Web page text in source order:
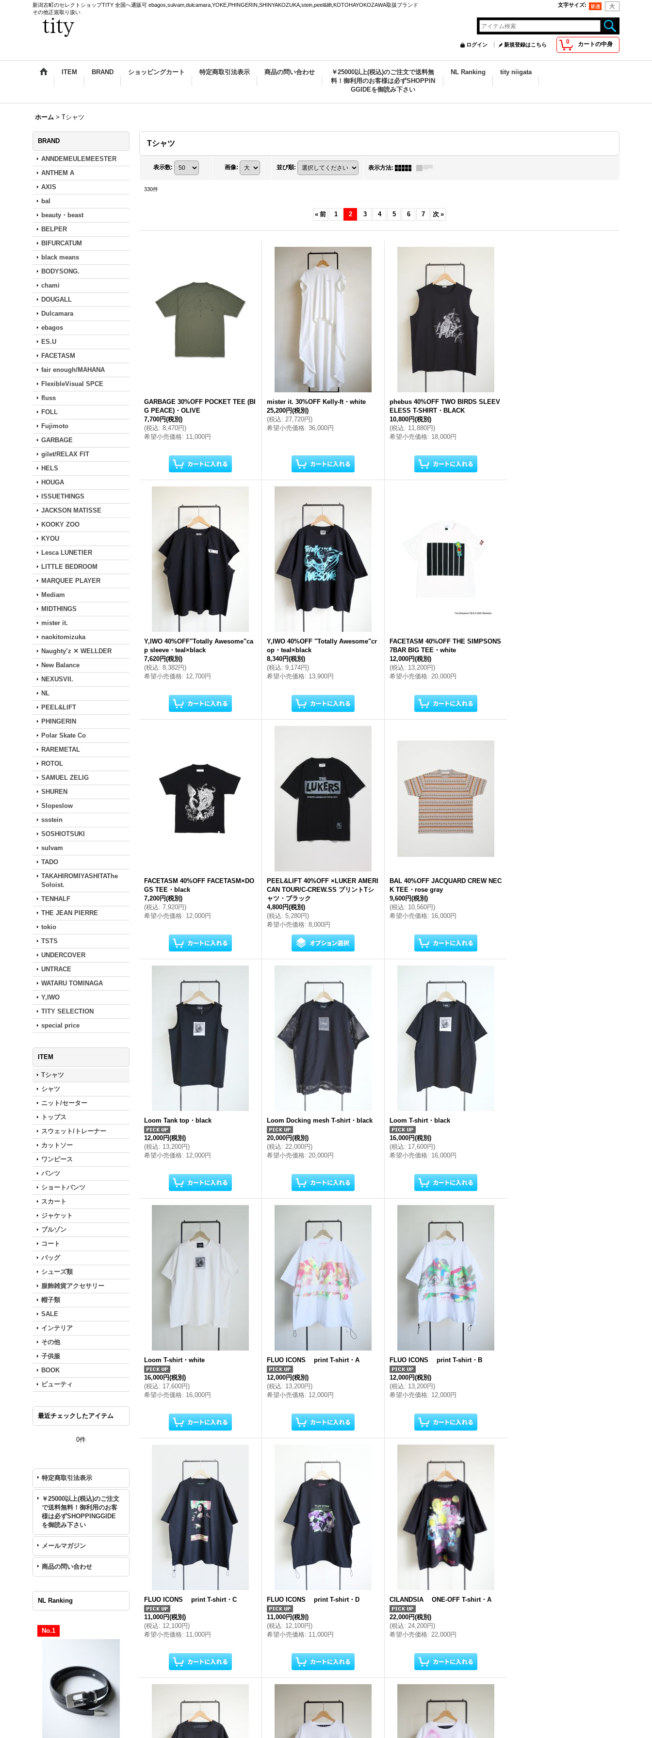
新潟古町のセレクトショップTITY 全国へ通販可 ebagos,sulvam,dulcamara,YOKE,PHINGERIN,SHINYAKOZUKA,stein,peel&lift,KOTOHAYOKOZAWA取扱ブランド
その他正規取り扱い
文字サイズ:
0 カートの中身
ログイン 新規登録はこちら
ITEM BRAND ショッピングカート 特定商取引法表示 商品の問い合わせ
￥25000以上(税込)のご注文で送料無
料！御利用のお客様は必ずSHOPPIN
GGIDEを御読み下さい
NL Ranking tity niigata
ホーム > Tシャツ
BRAND
ANNDEMEULEMEESTER
ANTHEM A
AXIS
bal
beauty・beast
BELPER
BIFURCATUM
black means
BODYSONG.
chami
DOUGALL
Dulcamara
ebagos
ES.U
FACETASM
fair enough/MAHANA
FlexibleVisual SPCE
fluss
FOLL
Fujimoto
GARBAGE
gilet/RELAX FIT
HELS
HOUGA
ISSUETHINGS
JACKSON MATISSE
KOOKY ZOO
KYOU
Lesca LUNETIER
LITTLE BEDROOM
MARQUEE PLAYER
Mediam
MIDTHINGS
mister it.
naokitomizuka
Naughty’z ✕ WELLDER
New Balance
NEXUSVII.
NL
PEEL&LIFT
PHINGERIN
Polar Skate Co
RAREMETAL
ROTOL
SAMUEL ZELIG
SHUREN
Slopeslow
ssstein
SOSHIOTSUKI
sulvam
TADO
TAKAHIROMIYASHITAThe
Soloist.
TENHALF
THE JEAN PIERRE
tokio
TSTS
UNDERCOVER
UNTRACE
WATARU TOMINAGA
Y,IWO
TITY SELECTION
special price
ITEM
Tシャツ
シャツ
ニット/セーター
トップス
スウェット/トレーナー
カットソー
ワンピース
パンツ
ショートパンツ
スカート
ジャケット
ブルゾン
コート
バッグ
シューズ類
服飾雑貨アクセサリー
帽子類
SALE
インテリア
その他
子供服
BOOK
ビューティ
最近チェックしたアイテム
0件
特定商取引法表示
￥25000以上(税込)のご注文
で送料無料！御利用のお客
様は必ずSHOPPINGGIDE
を御読み下さい
メールマガジン
商品の問い合わせ
NL Ranking
No.1
Tシャツ
表示数: 画像: 並び順: 表示方法:
330件
« 前 1 2 3 4 5 6 7 次 »
GARBAGE 30%OFF POCKET TEE (BI
G PEACE)・OLIVE
7,700円(税別)
(税込: 8,470円)
希望小売価格: 11,000円
mister it. 30%OFF Kelly-ft・white
25,200円(税別)
(税込: 27,720円)
希望小売価格: 36,000円
phebus 40%OFF TWO BIRDS SLEEV
ELESS T-SHIRT・BLACK
10,800円(税別)
(税込: 11,880円)
希望小売価格: 18,000円
Y,IWO 40%OFF"Totally Awesome"ca
p sleeve・teal×black
7,620円(税別)
(税込: 8,382円)
希望小売価格: 12,700円
Y,IWO 40%OFF "Totally Awesome"cr
op・teal×black
8,340円(税別)
(税込: 9,174円)
希望小売価格: 13,900円
FACETASM 40%OFF THE SIMPSONS
7BAR BIG TEE・white
12,000円(税別)
(税込: 13,200円)
希望小売価格: 20,000円
FACETASM 40%OFF FACETASM×DO
GS TEE・black
7,200円(税別)
(税込: 7,920円)
希望小売価格: 12,000円
PEEL&LIFT 40%OFF ×LUKER AMERI
CAN TOUR/C-CREW.SS プリントTシ
ャツ・ブラック
4,800円(税別)
(税込: 5,280円)
希望小売価格: 8,000円
BAL 40%OFF JACQUARD CREW NEC
K TEE・rose gray
9,600円(税別)
(税込: 10,560円)
希望小売価格: 16,000円
Loom Tank top・black
12,000円(税別)
(税込: 13,200円)
希望小売価格: 12,000円
Loom Docking mesh T-shirt・black
20,000円(税別)
(税込: 22,000円)
希望小売価格: 20,000円
Loom T-shirt・black
16,000円(税別)
(税込: 17,600円)
希望小売価格: 16,000円
Loom T-shirt・white
16,000円(税別)
(税込: 17,600円)
希望小売価格: 16,000円
FLUO ICONS print T-shirt・A
12,000円(税別)
(税込: 13,200円)
希望小売価格: 12,000円
FLUO ICONS print T-shirt・B
12,000円(税別)
(税込: 13,200円)
希望小売価格: 12,000円
FLUO ICONS print T-shirt・C
11,000円(税別)
(税込: 12,100円)
希望小売価格: 11,000円
FLUO ICONS print T-shirt・D
11,000円(税別)
(税込: 12,100円)
希望小売価格: 11,000円
CILANDSIA ONE-OFF T-shirt・A
22,000円(税別)
(税込: 24,200円)
希望小売価格: 22,000円